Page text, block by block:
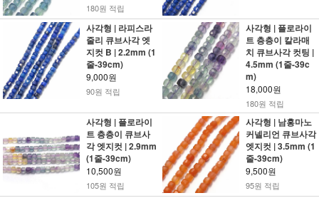
180원 적립
사각형 | 라피스라
줄리 큐브사각 엣
지컷 B | 2.2mm (1
줄-39cm)
9,000원
90원 적립
사각형 | 플로라이
트 층층이 칼라매
치 큐브사각 컷팅 |
4.5mm (1줄-39c
m)
18,000원
180원 적립
사각형 | 플로라이
트 층층이 큐브사
각 엣지컷 | 2.9mm
(1줄-39cm)
10,500원
105원 적립
사각형 | 남홍마노
커넬리언 큐브사각
엣지컷 | 3.5mm (1
줄-39cm)
9,500원
95원 적립